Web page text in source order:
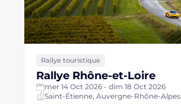
Rallye touristique
Rallye Rhône-et-Loire
mer 14 Oct 2026 - dim 18 Oct 2026
Saint-Étienne, Auvergne-Rhône-Alpes